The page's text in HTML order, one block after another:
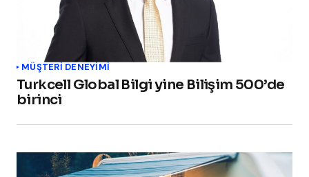
MÜŞTERI DENEYIMI
Turkcell Global Bilgi yine Bilişim 500’de
birinci